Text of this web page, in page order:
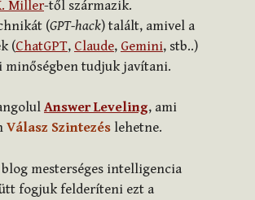
Miller-től származik.
(GPT-hack) talált, amivel a
(ChatGPT, Claude, Gemini, stb..)
minőségben tudjuk javítani.
Answer Leveling, ami
Válasz Szintezés lehetne.
mesterséges intelligencia
fogjuk felderíteni ezt a